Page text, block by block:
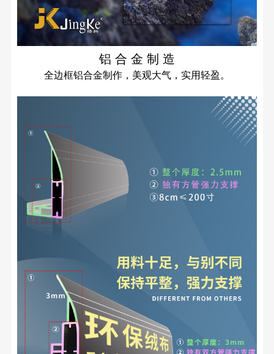
铝 合 金 制 造
全边框铝合金制作，美观大气，实用轻盈。